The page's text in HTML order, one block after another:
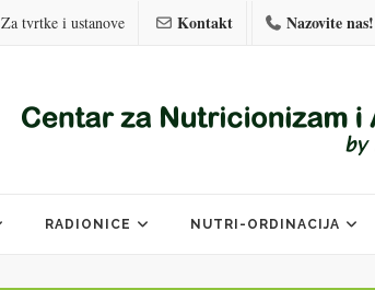
Za tvrtke i ustanove Kontakt Nazovite nas!
RADIONICE NUTRI-ORDINACIJA